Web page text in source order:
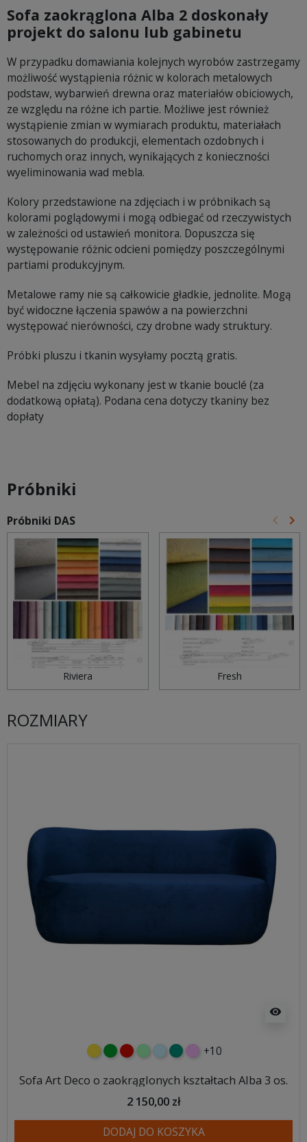
Sofa zaokrąglona Alba 2 doskonały
projekt do salonu lub gabinetu
W przypadku domawiania kolejnych wyrobów zastrzegamy
możliwość wystąpienia różnic w kolorach metalowych
podstaw, wybarwień drewna oraz materiałów obiciowych,
ze względu na różne ich partie. Możliwe jest również
wystąpienie zmian w wymiarach produktu, materiałach
stosowanych do produkcji, elementach ozdobnych i
ruchomych oraz innych, wynikających z konieczności
wyeliminowania wad mebla.
Kolory przedstawione na zdjęciach i w próbnikach są
kolorami poglądowymi i mogą odbiegać od rzeczywistych
w zależności od ustawień monitora. Dopuszcza się
występowanie różnic odcieni pomiędzy poszczególnymi
partiami produkcyjnym.
Metalowe ramy nie są całkowicie gładkie, jednolite. Mogą
być widoczne łączenia spawów a na powierzchni
występować nierówności, czy drobne wady struktury.
Próbki pluszu i tkanin wysyłamy pocztą gratis.
Mebel na zdjęciu wykonany jest w tkanie bouclé (za
dodatkową opłatą). Podana cena dotyczy tkaniny bez
dopłaty
Próbniki
Próbniki DAS keyboard_arrow_left keyboard_arrow_right
Riviera Fresh
ROZMIARY
visibility
żółtyzielonyczerwony
miętowybłękitnyturkusowy
różowy
+10
Sofa Art Deco o zaokrąglonych kształtach Alba 3 os.
2 150,00 zł
DODAJ DO KOSZYKA